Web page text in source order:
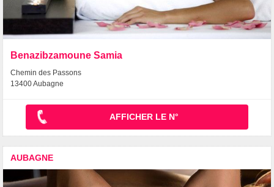
Benazibzamoune Samia
Chemin des Passons
13400 Aubagne
AFFICHER LE N°
AUBAGNE